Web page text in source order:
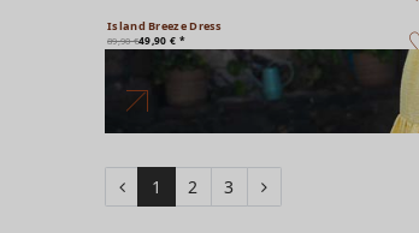
Island Breeze Dress
89,90 €49,90 € *
1 2 3